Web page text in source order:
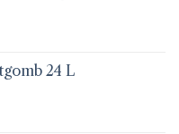
24 L